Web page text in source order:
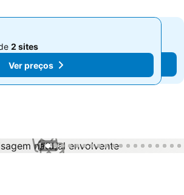
2 sites
Ver preços
2 sites
Ver preços
1 / 40